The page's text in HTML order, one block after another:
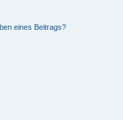
eines Beitrags?